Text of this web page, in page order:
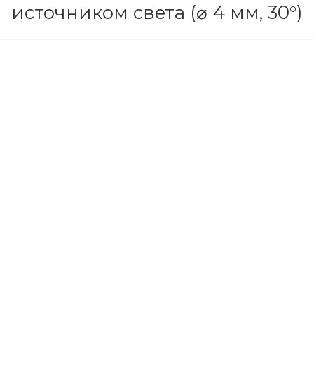
источником света (⌀ 4 мм, 30°)